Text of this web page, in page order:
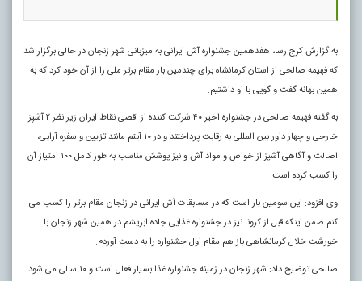
به گزارش کرج رسا، هفدهمین جشنواره آش ایرانی به میزبانی شهر زنجان در حالی برگزار شد
که فهیمه صالحی از استان کرمانشاه برای چندمین بار مقام برتر ملی را از آن خود کرد که به
همین بهانه گفت و گویی با او داشتیم.
به گفته فهیمه صالحی در جشنواره اخیر ۴۰ شرکت کننده از اقصی نقاط ایران زیر نظر ۲ آشپز
خارجی و چهار داور بین المللی به رقابت پرداختند و در ۱۰ آیتم مانند تزیین و سفره آرایی،
اصالت و آگاهی آشپز از خواص و مواد آش و نیز پوشش مناسب به طور کامل ۱۰۰ امتیاز آن
را کسب کرده است.
وی افزود: این سومین بار است که در مسابقات آش ایرانی در زنجان مقام برتر را کسب می
کنم ضمن اینکه قبل از کرونا نیز در جشنواره غذایی جاده ابریشم در همین شهر زنجان با
خورشت خلال کرمانشاهی باز هم مقام اول جشنواره را به دست آوردم.
صالحی توضیح داد: شهر زنجان در زمینه جشنواره غذا بسیار فعال است و ۱۰ سالی می شود